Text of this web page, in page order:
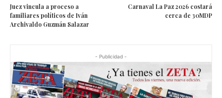
Juez vincula a proceso a
familiares políticos de Iván
Archivaldo Guzmán Salazar
Carnaval La Paz 2026 costará
cerca de 30MDP
- Publicidad -